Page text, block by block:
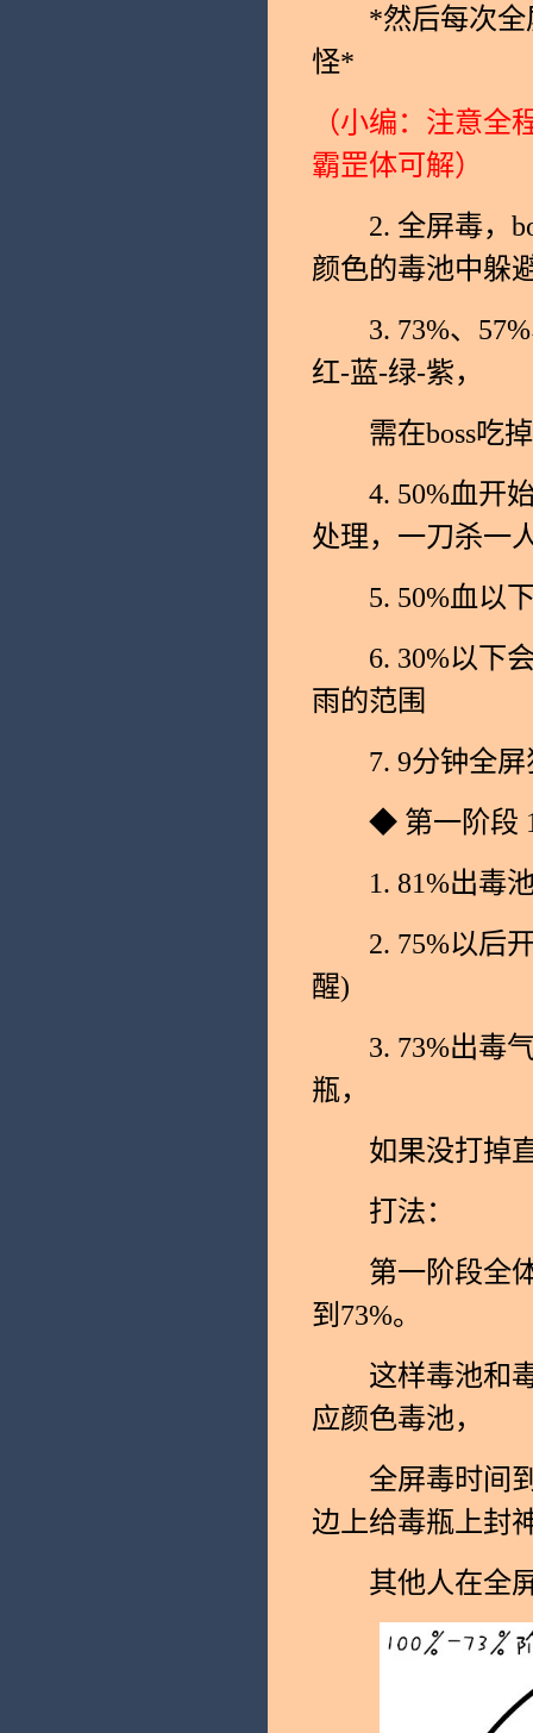
*然后每次全屏
怪*
（小编：注意全
霸罡体可解）
2. 全屏毒，
颜色的毒池中躲
3. 73%、57%
红-蓝-绿-紫，
需在boss吃掉
4. 50%血开始
处理，一刀杀一
5. 50%血以下
6. 30%以下会
雨的范围
7. 9分钟全屏
◆ 第一阶段
1. 81%出毒池
2. 75%以后开
醒)
3. 73%出毒气
瓶，
如果没打掉直
打法：
第一阶段全体
到73%。
这样毒池和毒
应颜色毒池，
全屏毒时间到
边上给毒瓶上封
其他人在全屏